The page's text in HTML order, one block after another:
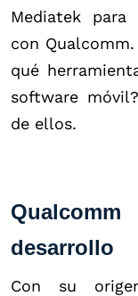
Mediatek
con
qué
software
de ellos.
desarrollo
Con su